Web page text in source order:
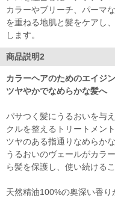
カラーやブリーチ、パーマ
を重ねる地肌と髪をケアし
します。
商品説明2
カラーヘアのためのエイジ
ツヤやかでなめらかな髪へ
パサつく髪にうるおいを与
クルを整えるトリートメント
ツヤのある指通りなめらかな
うるおいのヴェールがカラ
ら髪を保護し、使い続ける
天然精油100%の奥深い香